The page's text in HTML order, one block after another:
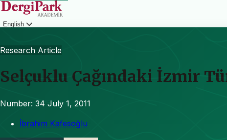
English
Research Article
Selçuklu Çağındaki İzmir
Number: 34 July 1, 2011
İbrahim Kafesoğlu